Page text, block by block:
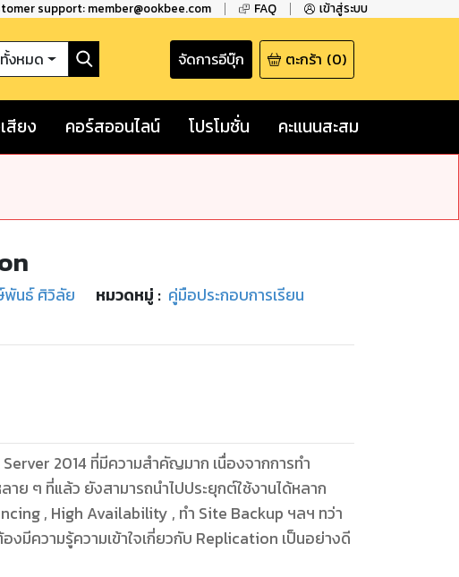
support: member@ookbee.com FAQ เข้าสู่ระบบ
ทั้งหมด จัดการอีบุ๊ก ตะกร้า (0)
สียง คอร์สออนไลน์ โปรโมชั่น คะแนนสะสม
นธ์ ศิวิลัย หมวดหมู่ : คู่มือประกอบการเรียน
2014 ที่มีความสำคัญมาก เนื่องจากการทำ
ย ๆ ที่แล้ว ยังสามารถนำไปประยุกต์ใช้งานได้หลาก
, High Availability , ทำ Site Backup ฯลฯ ทว่า
มีความรู้ความเข้าใจเกี่ยวกับ Replication เป็นอย่างดี